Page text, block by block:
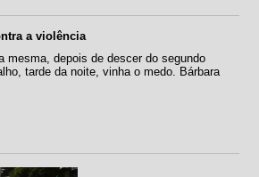
a violência
mesma, depois de descer do segundo
tarde da noite, vinha o medo. Bárbara